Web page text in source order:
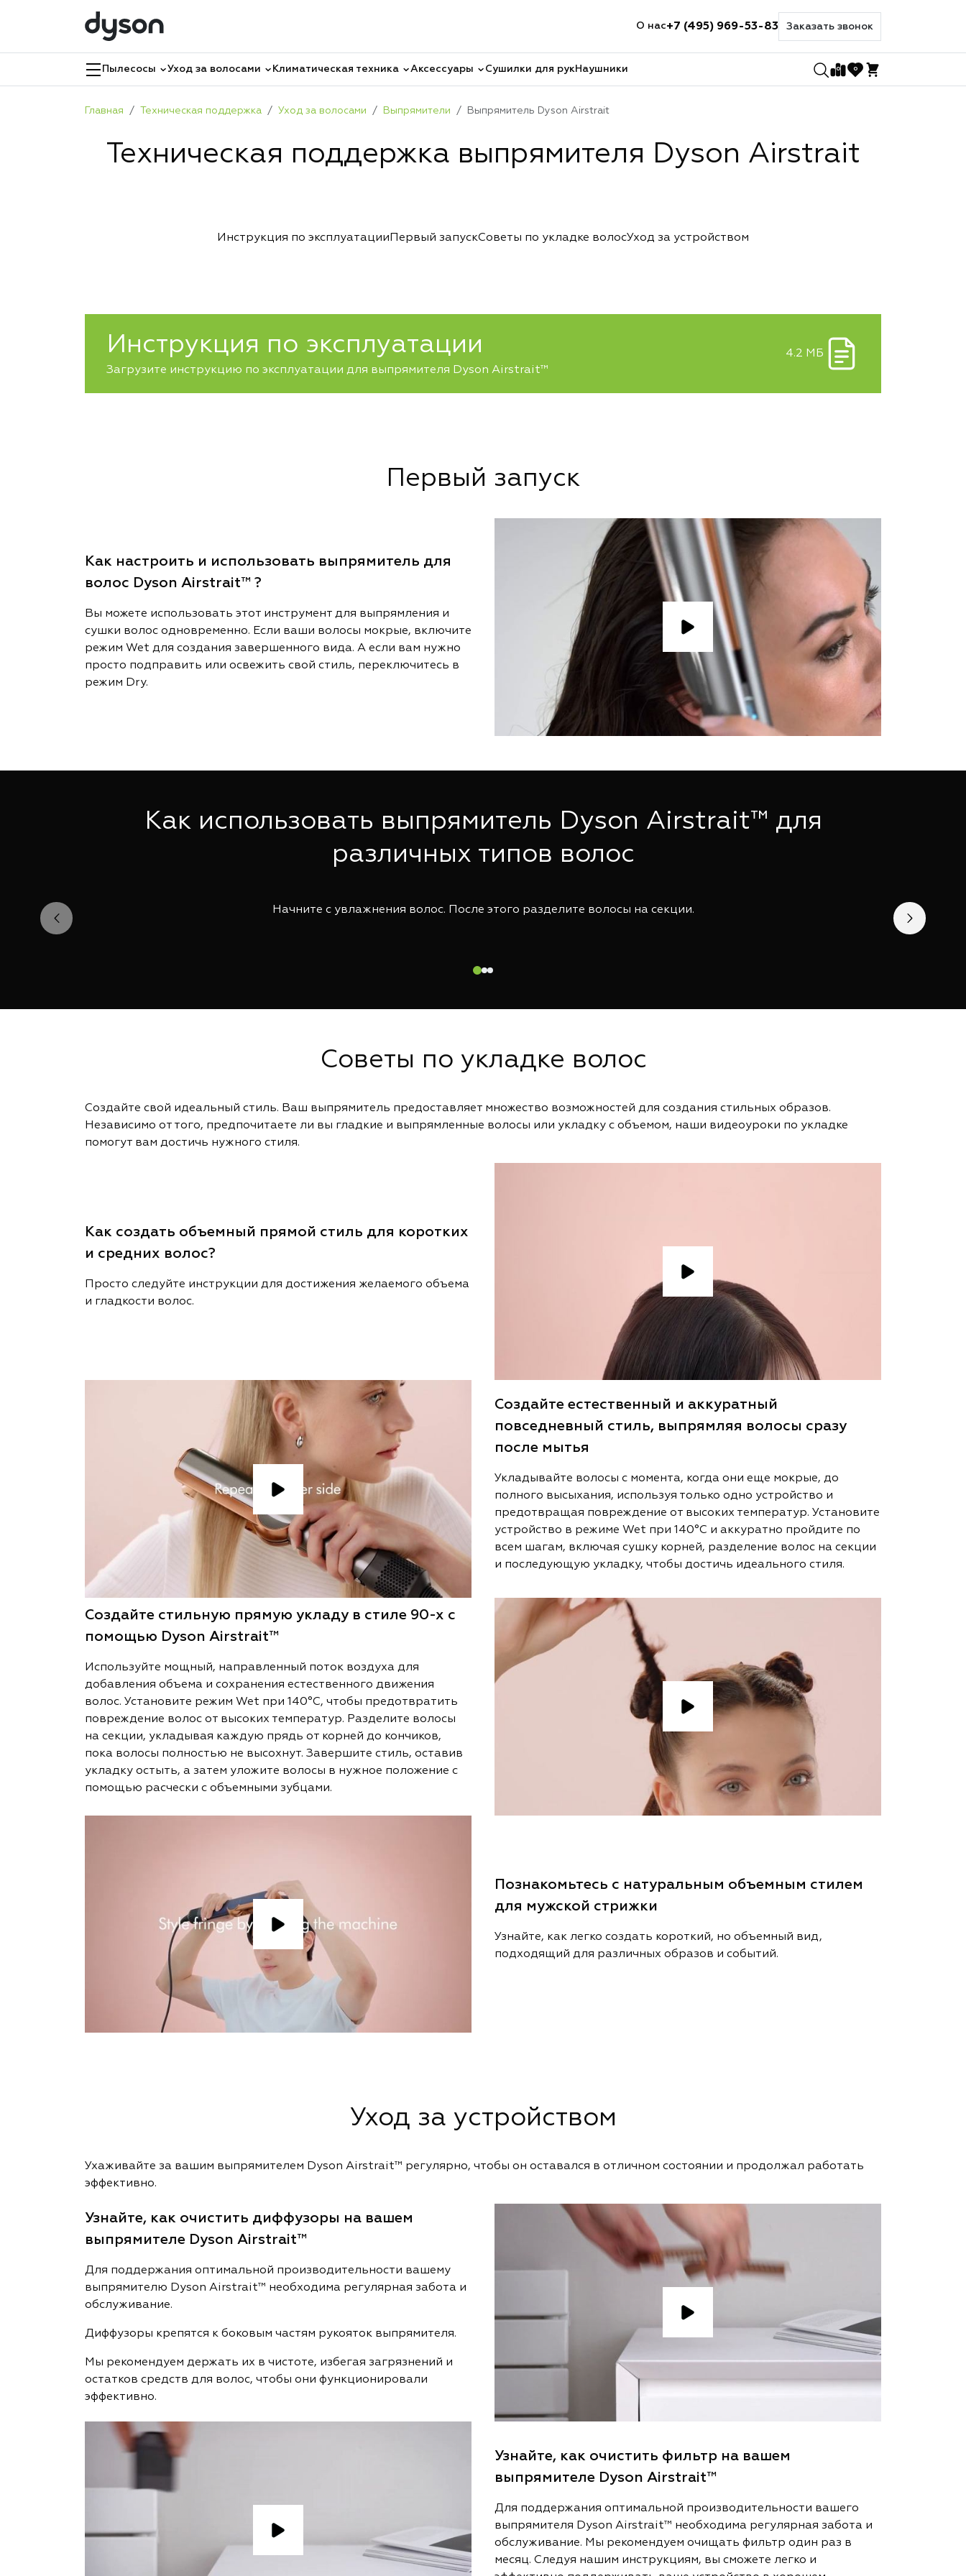
О нас+7 (495) 969-53-83 Заказать звонок
Пылесосы Уход за волосами Климатическая техника Аксессуары Сушилки для рукНаушники 0 0
Главная Техническая поддержка Уход за волосами Выпрямители Выпрямитель Dyson Airstrait
Техническая поддержка выпрямителя Dyson Airstrait
Инструкция по эксплуатации Первый запускСоветы по укладке волосУход за устройством
Инструкция по эксплуатации
Загрузите инструкцию по эксплуатации для выпрямителя Dyson Airstrait™
4.2 МБ
Первый запуск
Как настроить и использовать выпрямитель для
волос Dyson Airstrait™ ?
Вы можете использовать этот инструмент для выпрямления и
сушки волос одновременно. Если ваши волосы мокрые, включите
режим Wet для создания завершенного вида. А если вам нужно
просто подправить или освежить свой стиль, переключитесь в
режим Dry.
Как использовать выпрямитель Dyson Airstrait™ для
различных типов волос
Начните с увлажнения волос. После этого разделите волосы на секции.
Советы по укладке волос
Создайте свой идеальный стиль. Ваш выпрямитель предоставляет множество возможностей для создания стильных образов.
Независимо от того, предпочитаете ли вы гладкие и выпрямленные волосы или укладку с объемом, наши видеоуроки по укладке
помогут вам достичь нужного стиля.
Как создать объемный прямой стиль для коротких
и средних волос?
Просто следуйте инструкции для достижения желаемого объема
и гладкости волос.
Создайте естественный и аккуратный
повседневный стиль, выпрямляя волосы сразу
после мытья
Укладывайте волосы с момента, когда они еще мокрые, до
полного высыхания, используя только одно устройство и
предотвращая повреждение от высоких температур. Установите
устройство в режиме Wet при 140°C и аккуратно пройдите по
всем шагам, включая сушку корней, разделение волос на секции
и последующую укладку, чтобы достичь идеального стиля.
Создайте стильную прямую укладу в стиле 90-х с
помощью Dyson Airstrait™
Используйте мощный, направленный поток воздуха для
добавления объема и сохранения естественного движения
волос. Установите режим Wet при 140°C, чтобы предотвратить
повреждение волос от высоких температур. Разделите волосы
на секции, укладывая каждую прядь от корней до кончиков,
пока волосы полностью не высохнут. Завершите стиль, оставив
укладку остыть, а затем уложите волосы в нужное положение с
помощью расчески с объемными зубцами.
Познакомьтесь с натуральным объемным стилем
для мужской стрижки
Узнайте, как легко создать короткий, но объемный вид,
подходящий для различных образов и событий.
Уход за устройством
Ухаживайте за вашим выпрямителем Dyson Airstrait™ регулярно, чтобы он оставался в отличном состоянии и продолжал работать
эффективно.
Узнайте, как очистить диффузоры на вашем
выпрямителе Dyson Airstrait™
Для поддержания оптимальной производительности вашему
выпрямителю Dyson Airstrait™ необходима регулярная забота и
обслуживание.
Диффузоры крепятся к боковым частям рукояток выпрямителя.
Мы рекомендуем держать их в чистоте, избегая загрязнений и
остатков средств для волос, чтобы они функционировали
эффективно.
Узнайте, как очистить фильтр на вашем
выпрямителе Dyson Airstrait™
Для поддержания оптимальной производительности вашего
выпрямителя Dyson Airstrait™ необходима регулярная забота и
обслуживание. Мы рекомендуем очищать фильтр один раз в
месяц. Следуя нашим инструкциям, вы сможете легко и